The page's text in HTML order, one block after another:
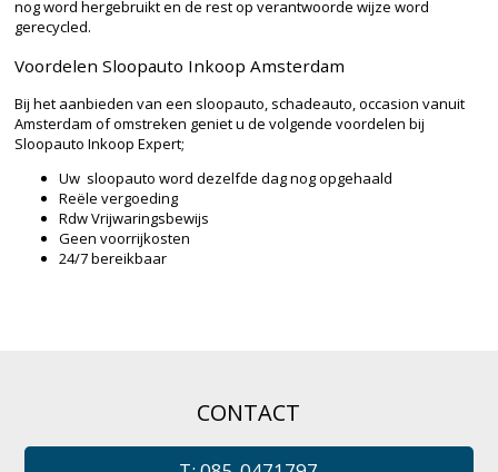
nog word hergebruikt en de rest op verantwoorde wijze word
gerecycled.
Voordelen Sloopauto Inkoop Amsterdam
Bij het aanbieden van een sloopauto, schadeauto, occasion vanuit
Amsterdam of omstreken geniet u de volgende voordelen bij
Sloopauto Inkoop Expert;
Uw sloopauto word dezelfde dag nog opgehaald
Reële vergoeding
Rdw Vrijwaringsbewijs
Geen voorrijkosten
24/7 bereikbaar
CONTACT